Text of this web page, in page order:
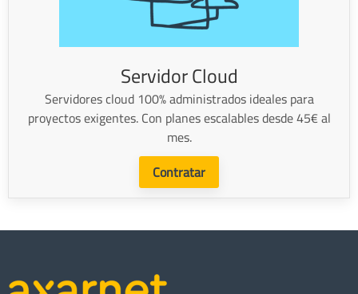
Servidor Cloud
Servidores cloud 100% administrados ideales para
proyectos exigentes. Con planes escalables desde 45€ al
mes.
Contratar